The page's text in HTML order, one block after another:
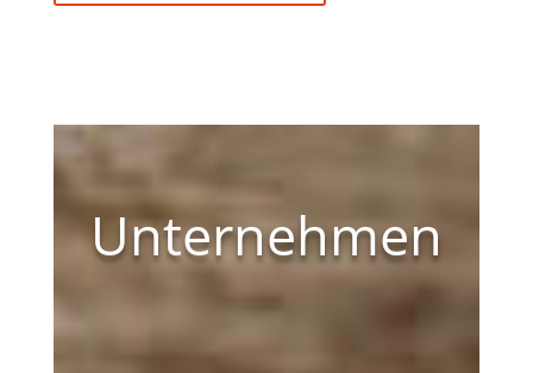
Unternehmen